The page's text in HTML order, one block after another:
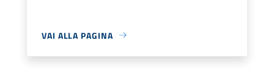
VAI ALLA PAGINA